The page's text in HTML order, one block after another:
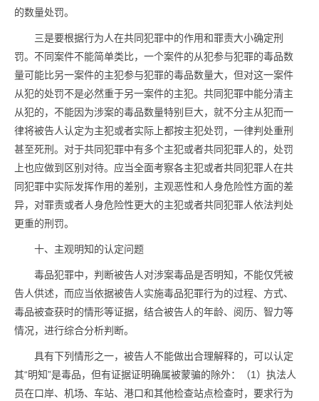
的数量处罚。
三是要根据行为人在共同犯罪中的作用和罪责大小确定刑
罚。不同案件不能简单类比，一个案件的从犯参与犯罪的毒品数
量可能比另一案件的主犯参与犯罪的毒品数量大，但对这一案件
从犯的处罚不是必然重于另一案件的主犯。共同犯罪中能分清主
从犯的，不能因为涉案的毒品数量特别巨大，就不分主从犯而一
律将被告人认定为主犯或者实际上都按主犯处罚，一律判处重刑
甚至死刑。对于共同犯罪中有多个主犯或者共同犯罪人的，处罚
上也应做到区别对待。应当全面考察各主犯或者共同犯罪人在共
同犯罪中实际发挥作用的差别，主观恶性和人身危险性方面的差
异，对罪责或者人身危险性更大的主犯或者共同犯罪人依法判处
更重的刑罚。
十、主观明知的认定问题
毒品犯罪中，判断被告人对涉案毒品是否明知，不能仅凭被
告人供述，而应当依据被告人实施毒品犯罪行为的过程、方式、
毒品被查获时的情形等证据，结合被告人的年龄、阅历、智力等
情况，进行综合分析判断。
具有下列情形之一，被告人不能做出合理解释的，可以认定
其“明知”是毒品，但有证据证明确属被蒙骗的除外：（1）执法人
员在口岸、机场、车站、港口和其他检查站点检查时，要求行为